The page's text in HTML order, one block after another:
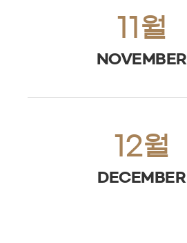
11월
NOVEMBER
12월
DECEMBER